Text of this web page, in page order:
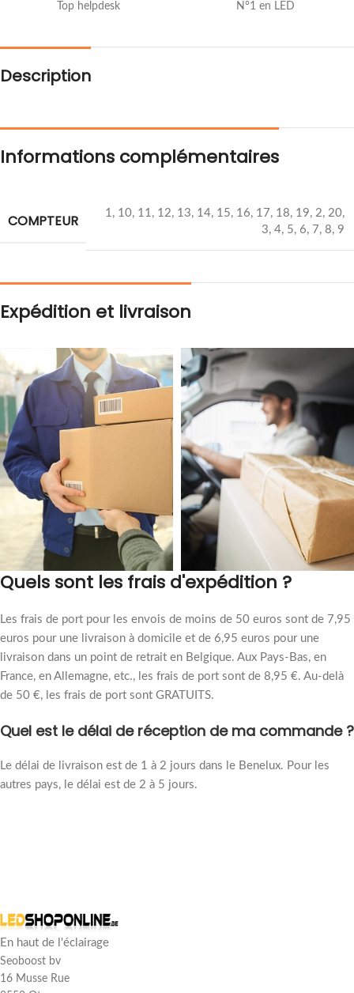
Top helpdesk N°1 en LED
Description
Informations complémentaires
COMPTEUR 1, 10, 11, 12, 13, 14, 15, 16, 17, 18, 19, 2, 20,
3, 4, 5, 6, 7, 8, 9
Expédition et livraison
Quels sont les frais d'expédition ?
Les frais de port pour les envois de moins de 50 euros sont de 7,95
euros pour une livraison à domicile et de 6,95 euros pour une
livraison dans un point de retrait en Belgique. Aux Pays-Bas, en
France, en Allemagne, etc., les frais de port sont de 8,95 €. Au-delà
de 50 €, les frais de port sont GRATUITS.
Quel est le délai de réception de ma commande ?
Le délai de livraison est de 1 à 2 jours dans le Benelux. Pour les
autres pays, le délai est de 2 à 5 jours.
En haut de l'éclairage
Seoboost bv
16 Musse Rue